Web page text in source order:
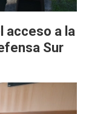
acceso a la
Sur